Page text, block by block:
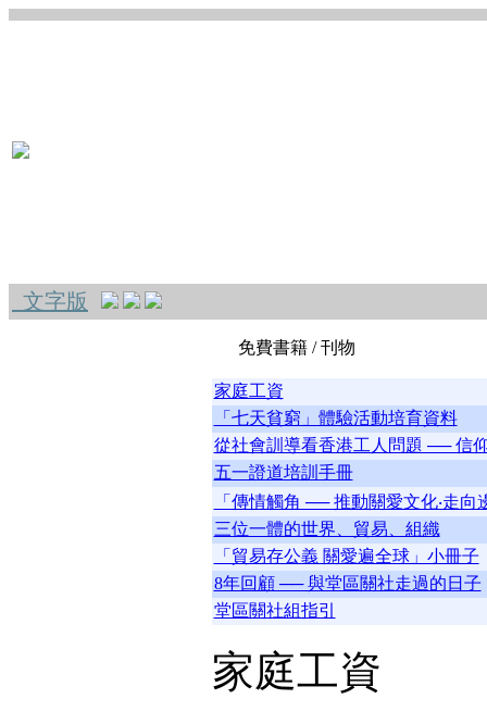
文字版
免費書籍 / 刊物
家庭工資
「七天貧窮」體驗活動培育資料
從社會訓導看香港工人問題 ── 信
五一證道培訓手冊
「傳情觸角 ── 推動關愛文化‧走
三位一體的世界、貿易、組織
「貿易存公義 關愛遍全球」小冊子
8年回顧 ── 與堂區關社走過的日子
堂區關社組指引
家庭工資